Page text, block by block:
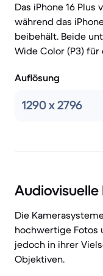
Das iPhone 16
während das
beibehält. Beide
Wide Color (P3)
Auflösung
1290 x 2796
Audiovisuelle
Die
hochwertige Fotos
jedoch in ihrer
Objektiven.